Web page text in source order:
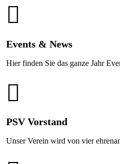
Events & News
Hier finden Sie das ganze Jahr
PSV Vorstand
Unser Verein wird von vier